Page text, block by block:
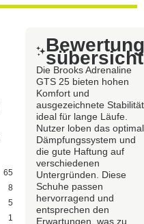
65
8
5
1
sübersicht
Die Brooks Adrenaline
GTS 25 bieten hohen
Komfort und
ausgezeichnete
ideal für lange Läufe.
Nutzer loben das
Dämpfungssystem und
die gute Haftung auf
verschiedenen
Untergründen. Diese
Schuhe passen
hervorragend und
entsprechen den
Erwartungen, was zu